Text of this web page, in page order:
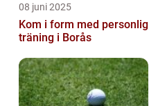
08 juni 2025
Kom i form med personlig
träning i Borås